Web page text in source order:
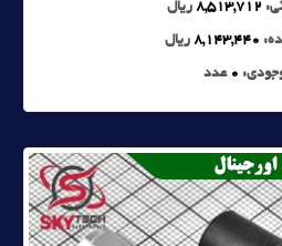
8,513,712 ریال
8,143,440 ریال
0 عدد